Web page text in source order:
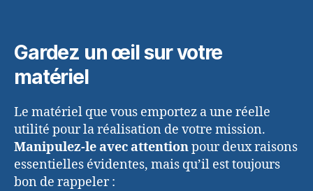
Gardez un œil sur votre
matériel
Le matériel que vous emportez a une réelle
utilité pour la réalisation de votre mission.
Manipulez-le avec attentionpour deux raisons
essentielles évidentes, mais qu’il est toujours
bon de rappeler :